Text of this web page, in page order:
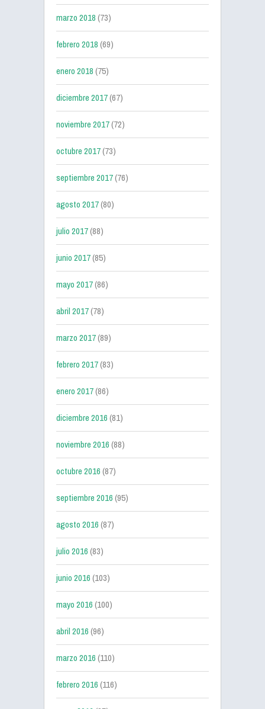
marzo 2018(73)
febrero 2018(69)
enero 2018(75)
diciembre 2017(67)
noviembre 2017(72)
octubre 2017(73)
septiembre 2017(76)
agosto 2017(80)
julio 2017(88)
junio 2017(85)
mayo 2017(86)
abril 2017(78)
marzo 2017(89)
febrero 2017(83)
enero 2017(86)
diciembre 2016(81)
noviembre 2016(88)
octubre 2016(87)
septiembre 2016(95)
agosto 2016(87)
julio 2016(83)
junio 2016(103)
mayo 2016(100)
abril 2016(96)
marzo 2016(110)
febrero 2016(116)